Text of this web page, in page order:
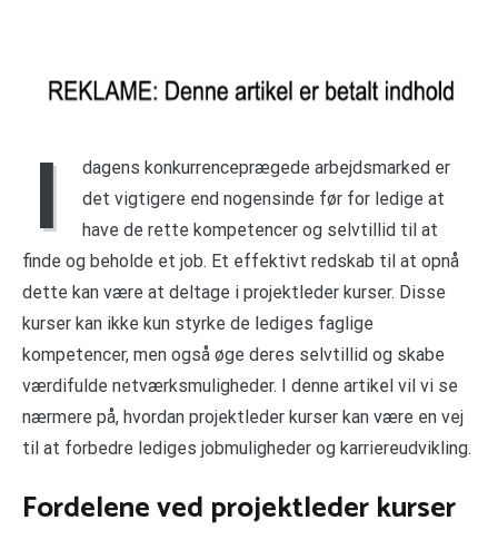
I
dagens konkurrenceprægede arbejdsmarked er
det vigtigere end nogensinde før for ledige at
have de rette kompetencer og selvtillid til at
finde og beholde et job. Et effektivt redskab til at opnå
dette kan være at deltage i projektleder kurser. Disse
kurser kan ikke kun styrke de lediges faglige
kompetencer, men også øge deres selvtillid og skabe
værdifulde netværksmuligheder. I denne artikel vil vi se
nærmere på, hvordan projektleder kurser kan være en vej
til at forbedre lediges jobmuligheder og karriereudvikling.
Fordelene ved projektleder kurser